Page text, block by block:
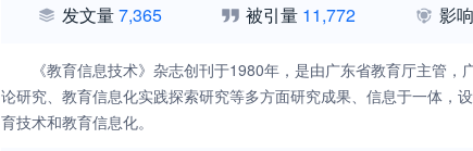
发文量7,365 被引量 11,772 影
《教育信息技术》杂志创刊于1980年，是由广东省教育厅主管
论研究、教育信息化实践探索研究等多方面研究成果、信息于一体，
育技术和教育信息化。